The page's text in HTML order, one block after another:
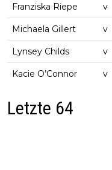
Franziska Riepe v
Michaela Gillert v
Lynsey Childs v
Kacie O’Connor v
Letzte 64